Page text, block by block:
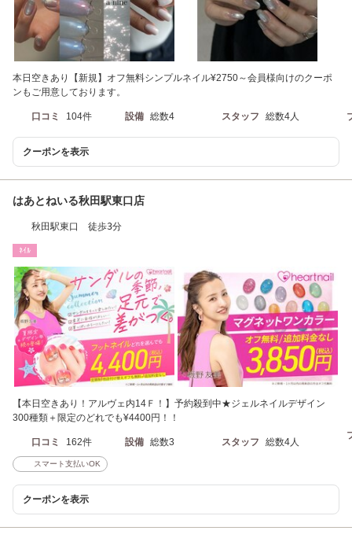
本日空きあり【新規】オフ無料シンプルネイル¥2750～会員様向けのクーポ
ンもご用意しております。
口コミ 104件 設備 総数4 スタッフ 総数4人
クーポンを表示
はあとねいる秋田駅東口店
秋田駅東口 徒歩3分
ﾈｲﾙ
【本日空きあり！アルヴェ内14Ｆ！】予約殺到中★ジェルネイルデザイン
300種類＋限定のどれでも¥4400円！！
口コミ 162件 設備 総数3 スタッフ 総数4人
スマート支払いOK
クーポンを表示